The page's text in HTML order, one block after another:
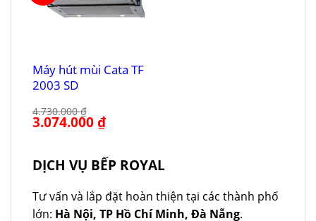
Máy hút mùi Cata TF
2003 SD
4.730.000₫
Giá
gốc
3.074.000₫Giá
hiện
3.074.000 ₫.
DỊCH VỤ BẾP ROYAL
Tư vấn và lắp đặt hoàn thiện tại các thành phố
lớn: Hà Nội, TP Hồ Chí Minh, Đà Nẵng.